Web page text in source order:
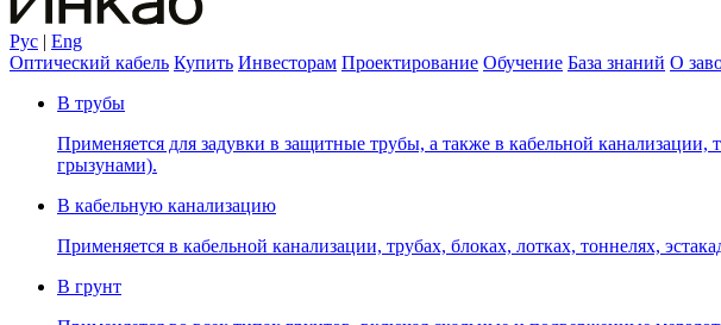
Рус | Eng
Оптический кабель Купить Инвесторам Проектирование Обучение База знаний О
В трубы
Применяется для задувки в защитные трубы, а также в кабельной канализации,
грызунами).
В кабельную канализацию
Применяется в кабельной канализации, трубах, блоках, лотках, тоннелях,
В грунт